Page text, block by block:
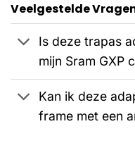
Veelgestelde
Is deze trapas
mijn Sram GXP
Kan ik deze
frame met een